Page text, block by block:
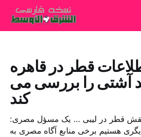
قطر در قاهره
آشتی را بررسی می
کند
نقش قطر در لیبی … یک مسؤل مصری:
هستیم برخی منابع آگاه مصری به